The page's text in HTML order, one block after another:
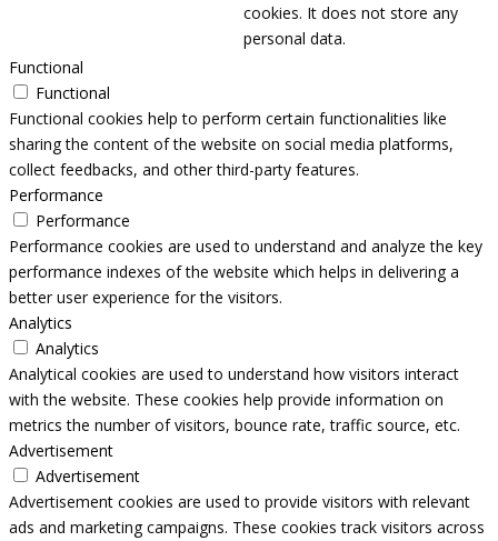
cookies. It does not store any
personal data.
Functional
Functional
Functional cookies help to perform certain functionalities like
sharing the content of the website on social media platforms,
collect feedbacks, and other third-party features.
Performance
Performance
Performance cookies are used to understand and analyze the key
performance indexes of the website which helps in delivering a
better user experience for the visitors.
Analytics
Analytics
Analytical cookies are used to understand how visitors interact
with the website. These cookies help provide information on
metrics the number of visitors, bounce rate, traffic source, etc.
Advertisement
Advertisement
Advertisement cookies are used to provide visitors with relevant
ads and marketing campaigns. These cookies track visitors across